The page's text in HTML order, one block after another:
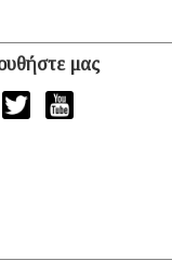
μας